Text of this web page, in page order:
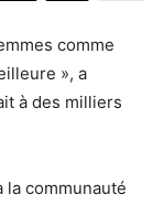
comme
», a
à des milliers
la communauté